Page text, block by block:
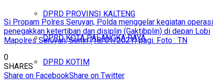
DPRD PROVINSI KALTENG
DPRD KOTA PALANGKA RAYA
DPRD KOTIM
Si Propam Polres Seruyan, Polda menggelar kegiatan operasi
penegakkan ketertiban dan disiplin (Gaktibplin) di depan Lobi
Mapolres Seruyan, Senin (18/01/2021) pagi. Foto : TN
0
SHARES
Share on FacebookShare on Twitter